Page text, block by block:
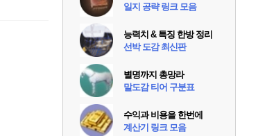
일지 공략 링크 모음
능력치 & 특징 한방 정리
선박 도감 최신판
별명까지 총망라
말도감 티어 구분표
수익과 비용을 한번에
계산기 링크 모음